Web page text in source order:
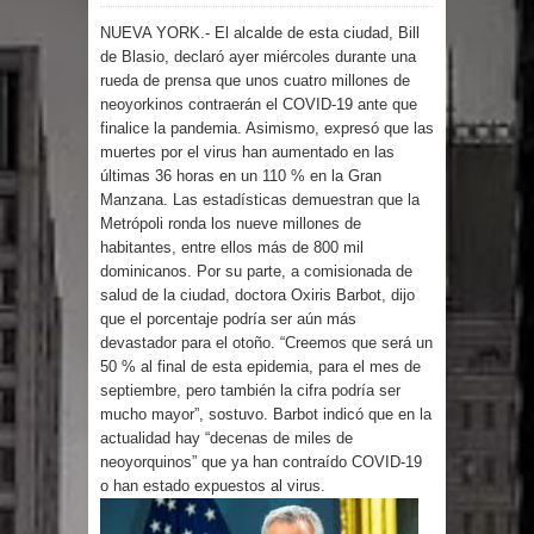
por un delicado problema cardíaco
Abel Martínez llama a los
dominicanos a unirse para sacar al
PRM del Gobierno
Tres detenidos tras detectarse una
presunta estafa contra el
Ayuntamiento de Santiago
PRM votará “por aclamación” a sus
nuevas autoridades
El expresidente peruano Ollanta
NUEVA YORK.- El alcalde de esta ciudad, Bill
de Blasio, declaró ayer miércoles durante una
rueda de prensa que unos cuatro millones de
neoyorkinos contraerán el COVID-19 ante que
finalice la pandemia. Asimismo, expresó que las
muertes por el virus han aumentado en las
últimas 36 horas en un 110 % en la Gran
Manzana. Las estadísticas demuestran que la
Metrópoli ronda los nueve millones de
habitantes, entre ellos más de 800 mil
dominicanos. Por su parte, a comisionada de
salud de la ciudad, doctora Oxiris Barbot, dijo
que el porcentaje podría ser aún más
devastador para el otoño. “Creemos que será un
50 % al final de esta epidemia, para el mes de
septiembre, pero también la cifra podría ser
mucho mayor”, sostuvo. Barbot indicó que en la
actualidad hay “decenas de miles de
neoyorquinos” que ya han contraído COVID-19
o han estado expuestos al virus.